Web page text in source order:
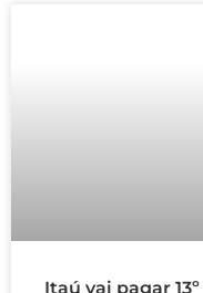
Itaú vai pagar